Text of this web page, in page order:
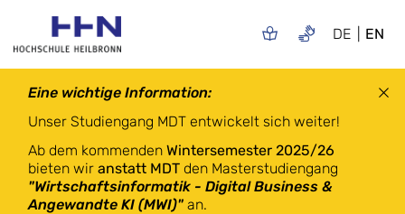
DE EN
Eine wichtige Information:
Unser Studiengang MDT entwickelt sich weiter!
Ab dem kommenden Wintersemester 2025/26
bieten wir anstatt MDT den Masterstudiengang
"Wirtschaftsinformatik - Digital Business &
Angewandte KI (MWI)" an.